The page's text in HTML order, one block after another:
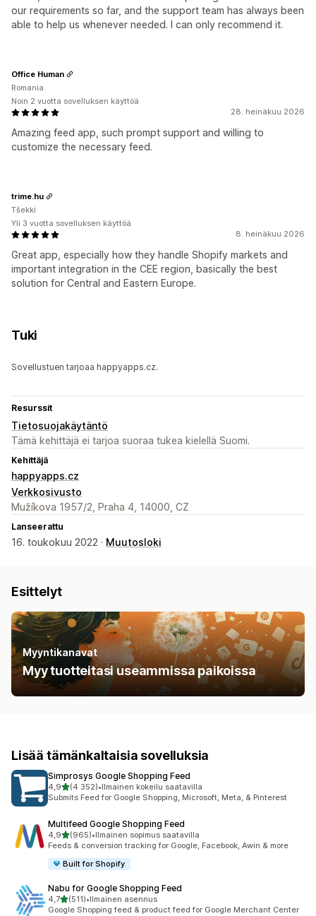
our requirements so far, and the support team has always been
able to help us whenever needed. I can only recommend it.
28. heinäkuu 2026
Amazing feed app, such prompt support and willing to
customize the necessary feed.
Office Human
Romania
Noin 2 vuotta sovelluksen käyttöä
8. heinäkuu 2026
Great app, especially how they handle Shopify markets and
important integration in the CEE region, basically the best
solution for Central and Eastern Europe.
trime.hu
Tšekki
Yli 3 vuotta sovelluksen käyttöä
Tuki
Sovellustuen tarjoaa happyapps.cz.
Resurssit
Tietosuojakäytäntö
Tämä kehittäjä ei tarjoa suoraa tukea kielellä Suomi.
Kehittäjä
happyapps.cz
Verkkosivusto
Mužíkova 1957/2, Praha 4, 14000, CZ
Lanseerattu
16. toukokuu 2022 · Muutosloki
Esittelyt
Myyntikanavat
Myy tuotteitasi useammissa paikoissa
Lisää tämänkaltaisia sovelluksia
Simprosys Google Shopping Feed
4,9/ 5 tähteä
(4 352)
4352 arvostelua yhteensä
•Ilmainen kokeilu saatavilla
Submits Feed for Google Shopping, Microsoft, Meta, & Pinterest
Multifeed Google Shopping Feed
4,9/ 5 tähteä
(965)
965 arvostelua yhteensä
•Ilmainen sopimus saatavilla
Feeds & conversion tracking for Google, Facebook, Awin & more
Built for Shopify
Nabu for Google Shopping Feed
4,7/ 5 tähteä
(511)
511 arvostelua yhteensä
•Ilmainen asennus
Google Shopping feed & product feed for Google Merchant Center